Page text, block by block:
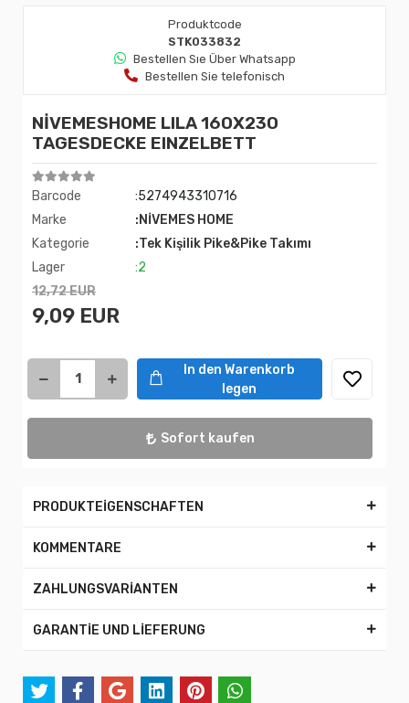
Produktcode
STK033832
Bestellen Sıe Über Whatsapp
Bestellen Sie telefonisch
NİVEMESHOME LILA 160X230
TAGESDECKE EINZELBETT
Barcode
:5274943310716
Marke
:NİVEMES HOME
Kategorie
:Tek Kişilik Pike&Pike Takımı
Lager
:2
12,72 EUR
9,09 EUR
In den Warenkorb
legen
Sofort kaufen
PRODUKTEİGENSCHAFTEN
KOMMENTARE
ZAHLUNGSVARİANTEN
GARANTİE UND LİEFERUNG